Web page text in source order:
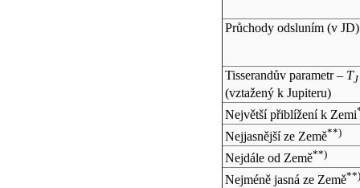
Průchody odsluním (v JD)
Tisserandův parametr – TJ
(vztažený k Jupiteru)
Největší přiblížení k Zemi
Nejjasnější ze Země**)
Nejdále od Země**)
Nejméně jasná ze Země**)